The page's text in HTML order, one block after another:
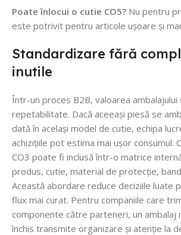
Poate înlocui o cutie CO5? Nu pentru
este potrivit pentru articole ușoare și
Standardizare fără
inutile
Într-un proces B2B, valoarea ambalajului
repetabilitate. Dacă aceeași piesă se
dată în același model de cutie, echipa
achizițiile pot estima mai ușor consumul.
CO3 poate fi inclusă într-o matrice
produs, cutie, material de protecție,
Această abordare reduce deciziile luate
flux mai curat. Pentru companiile care
componente către parteneri, un ambalaj
închis transmite organizare și atenție la